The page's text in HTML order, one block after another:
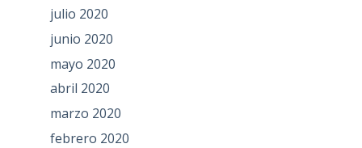
julio 2020
junio 2020
mayo 2020
abril 2020
marzo 2020
febrero 2020